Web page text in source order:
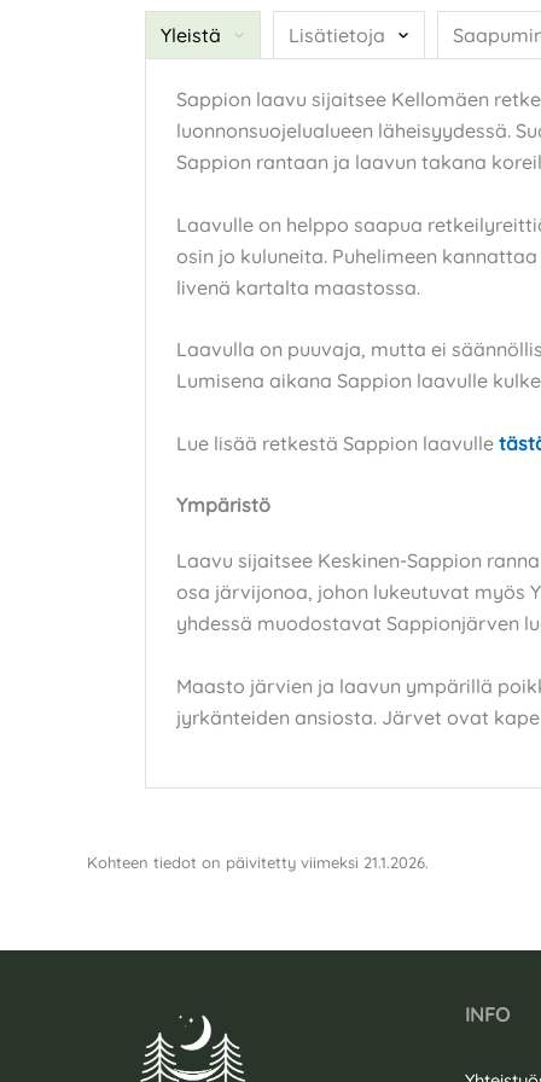
Yleistä Lisätietoja
Sappion laavu sijaitsee Kellomäen
luonnonsuojelualueen läheisyydessä.
Sappion rantaan ja laavun takana
Laavulle on helppo saapua
osin jo kuluneita. Puhelimeen
livenä kartalta maastossa.
Laavulla on puuvaja, mutta ei
Lumisena aikana Sappion laavulle
Lue lisää retkestä Sappion laavulle
Ympäristö
Laavu sijaitsee Keskinen-Sappion
osa järvijonoa, johon lukeutuvat myös
yhdessä muodostavat Sappionjärven
Maasto järvien ja laavun ympärillä
jyrkänteiden ansiosta. Järvet ovat
Kohteen tiedot on päivitetty viimeksi 21.1.2026.
INFO